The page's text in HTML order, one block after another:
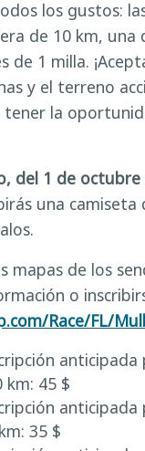
los gustos:
de 10 km, una
de 1 milla.
y el terreno
tener la
del 1 de octubre
una camiseta
mapas de los
o
Race/FL/
anticipada
45 $
anticipada
35 $